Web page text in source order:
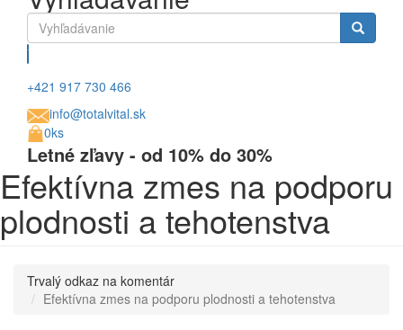
Vyhľadávanie
+421 917 730 466
info@totalvital.sk
0ks
Letné zľavy - od 10% do 30%
Efektívna zmes na podporu
plodnosti a tehotenstva
Trvalý odkaz na komentár
Efektívna zmes na podporu plodnosti a tehotenstva